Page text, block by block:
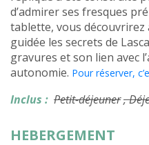
d’admirer ses fresques
tablette, vous découvrirez
guidée les secrets de
gravures et son lien avec
autonomie. Pour réserver,
Inclus : Petit-déjeuner,
HEBERGEMENT